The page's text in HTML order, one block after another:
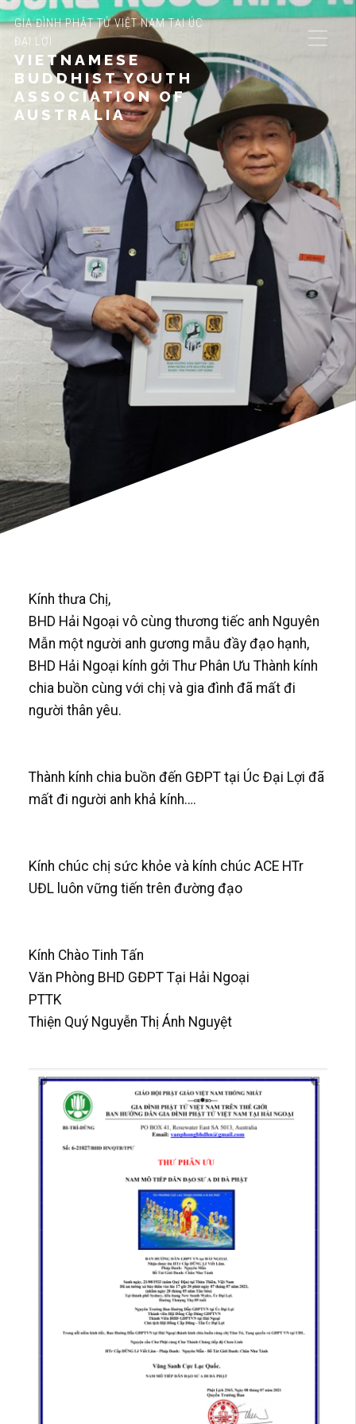
GIA ĐÌNH PHẬT TỬ VIỆT NAM TẠI ÚC
ĐẠI LỢI
VIETNAMESE
BUDDHIST YOUTH
ASSOCIATION OF
AUSTRALIA
Kính thưa Chị,
BHD Hải Ngoại vô cùng thương tiếc anh Nguyên
Mẫn một người anh gương mẫu đầy đạo hạnh,
BHD Hải Ngoại kính gởi Thư Phân Ưu Thành kính
chia buồn cùng với chị và gia đình đã mất đi
người thân yêu.
Thành kính chia buồn đến GĐPT tại Úc Đại Lợi đã
mất đi người anh khả kính….
Kính chúc chị sức khỏe và kính chúc ACE HTr
UĐL luôn vững tiến trên đường đạo
Kính Chào Tinh Tấn
Văn Phòng BHD GĐPT Tại Hải Ngoại
PTTK
Thiện Quý Nguyễn Thị Ánh Nguyệt